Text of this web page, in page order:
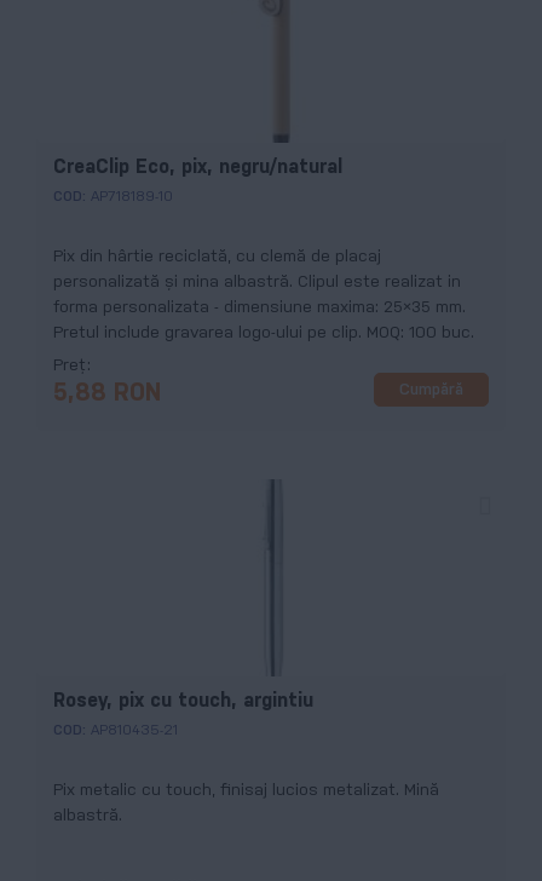
CreaClip Eco, pix, negru/natural
COD: AP718189-10
Pix din hârtie reciclată, cu clemă de placaj
personalizată și mina albastră. Clipul este realizat in
forma personalizata - dimensiune maxima: 25×35 mm.
Pretul include gravarea logo-ului pe clip. MOQ: 100 buc.
Preț
5,88 RON Cumpără
Rosey, pix cu touch, argintiu
COD: AP810435-21
Pix metalic cu touch, finisaj lucios metalizat. Mină
albastră.